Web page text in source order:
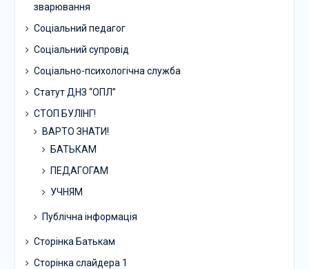
зварювання
Соціальний педагог
Соціальний супровід
Соціально-психологічна служба
Статут ДНЗ “ОПЛ”
СТОП БУЛІНГ!
ВАРТО ЗНАТИ!
БАТЬКАМ
ПЕДАГОГАМ
УЧНЯМ
Публічна інформація
Сторінка Батькам
Сторінка слайдера 1